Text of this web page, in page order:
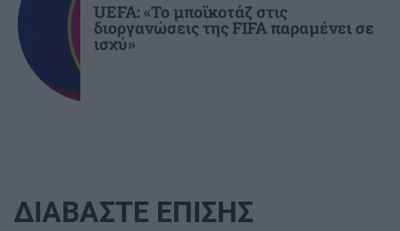
UEFA: «Το μποϊκοτάζ στις
διοργανώσεις της FIFA παραμένει σε
ισχύ»
ΔΙΑΒΑΣΤΕ ΕΠΙΣΗΣ